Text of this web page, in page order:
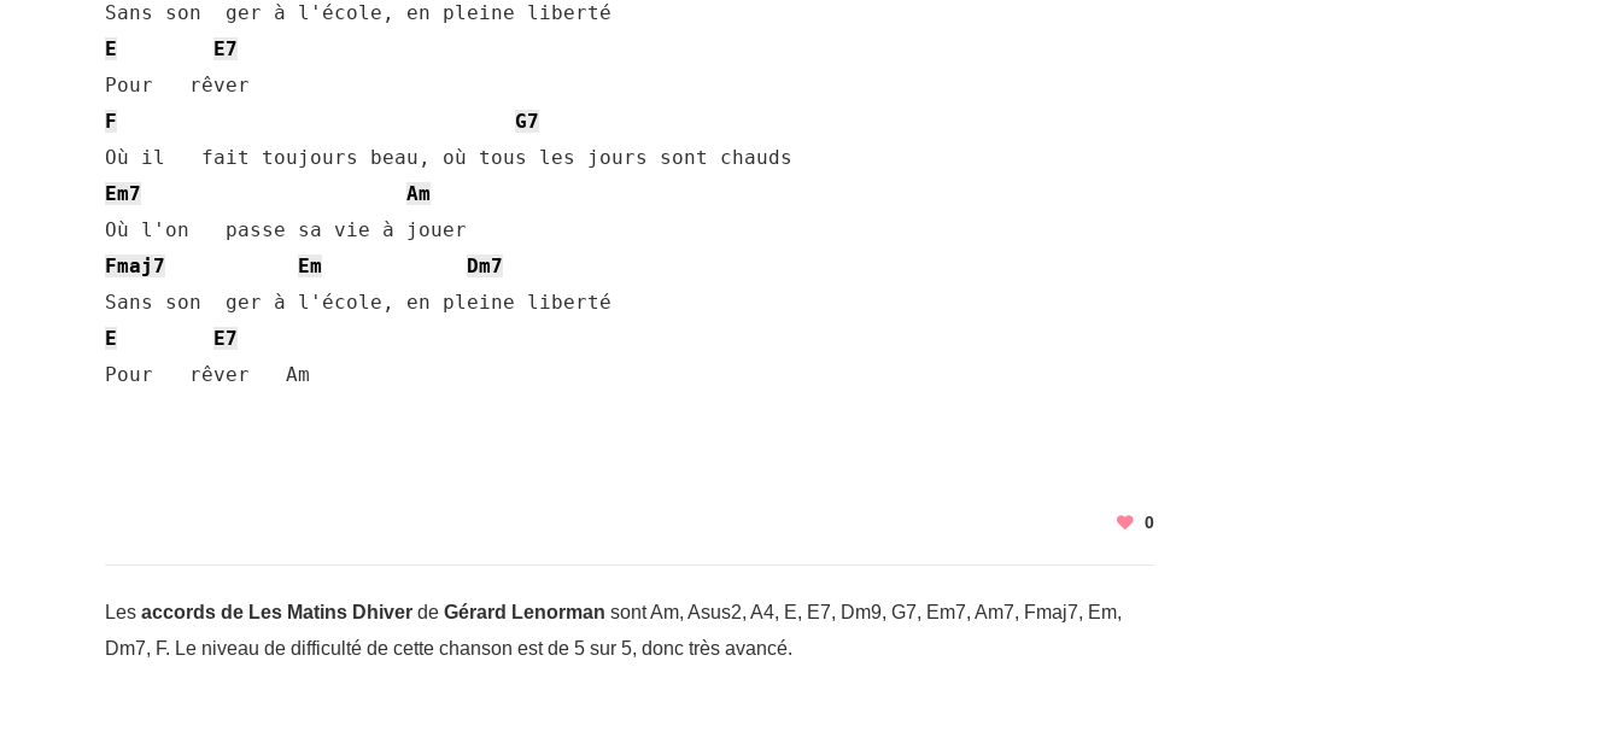
E
E7
F
G7
Em7
Am
Fmaj7
Em
Dm7
E
E7
Pour   rêver   Am
0
Les accords de Les Matins Dhiver de Gérard Lenorman sont Am, Asus2, A4, E, E7, Dm9, G7, Em7, Am7, Fmaj7, Em,
Dm7, F. Le niveau de difficulté de cette chanson est de 5 sur 5, donc très avancé.